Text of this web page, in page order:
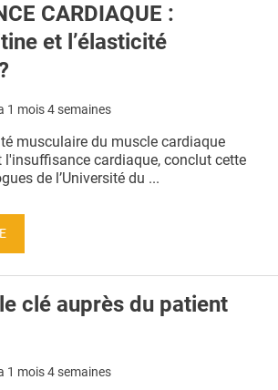
CARDIAQUE :
et l’élasticité
1 mois 4 semaines
musculaire du muscle cardiaque
l'insuffisance cardiaque, conclut cette
de l’Université du ...
clé auprès du patient
1 mois 4 semaines